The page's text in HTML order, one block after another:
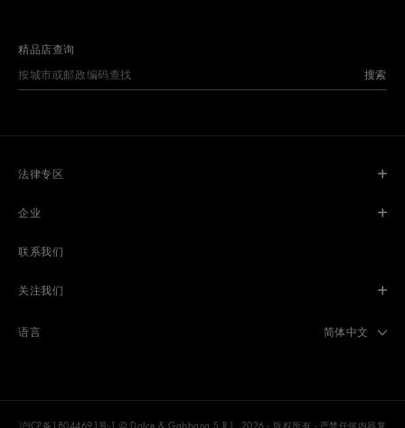
精品店查询
搜索
法律专区
企业
联系我们
关注我们
语言 Select
简体中文
沪ICP备18044691号-1 © Dolce & Gabbana S.R.L. 2026 - 版权所有 - 严禁任何内容复